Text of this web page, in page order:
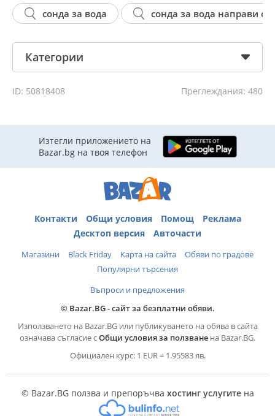
сонда за вода сонда за вода направи си
Категории
ID: 50818408 Преглеждания: 480
Изтегли приложението на
Bazar.bg на твоя телефон
Контакти Общи условия Помощ
Реклама
Десктоп версия
Авточасти
Магазини Black Friday Карта на сайта
Обяви по градове
Популярни търсения
Въпроси и предложения
© Bazar.BG - сайт за безплатни обяви.
Използването на Bazar.BG или публикуването на обява в сайта
означава съгласие сОбщи условия за ползване на Bazar.BG.
Официален курс: 1 EUR = 1.95583 лв.
© Bazar.BG ползва и препоръчва хостинг услугитена